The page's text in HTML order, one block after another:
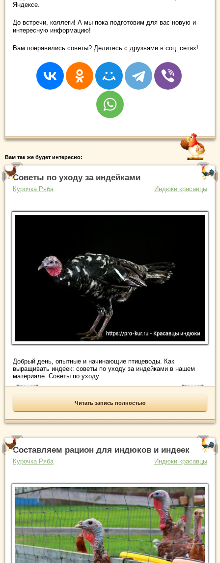
Яндексе.
До встречи, коллеги! А мы пока подготовим для вас новую и
интересную информацию!
Вам понравились советы? Делитесь с друзьями в соц. сетях!
Вам так же будет интересно:
Советы по уходу за индейками
Курочка Ряба Индюки красавцы
Добрый день, опытные и начинающие птицеводы. Как
выращивать индеек: советы по уходу за индейками в нашем
материале. Советы по уходу ...
Читать запись полностью
Составляем рацион для индюков и индеек
Курочка Ряба Индюки красавцы